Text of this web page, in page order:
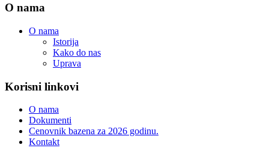
O nama
O nama
Istorija
Kako do nas
Uprava
Korisni linkovi
O nama
Dokumenti
Cenovnik bazena za 2026 godinu.
Kontakt